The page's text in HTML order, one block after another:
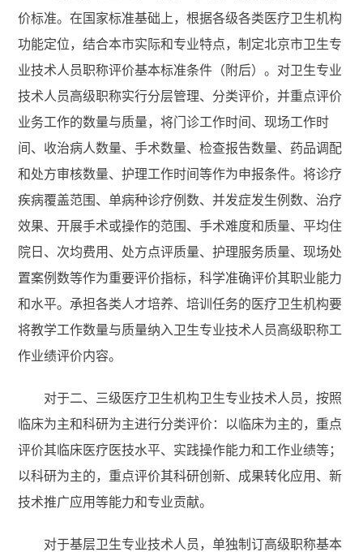
价标准。在国家标准基础上，根据各级各类医疗卫生机构
功能定位，结合本市实际和专业特点，制定北京市卫生专
业技术人员职称评价基本标准条件（附后）。对卫生专业
技术人员高级职称实行分层管理、分类评价，并重点评价
业务工作的数量与质量，将门诊工作时间、现场工作时
间、收治病人数量、手术数量、检查报告数量、药品调配
和处方审核数量、护理工作时间等作为申报条件。将诊疗
疾病覆盖范围、单病种诊疗例数、并发症发生例数、治疗
效果、开展手术或操作的范围、手术难度和质量、平均住
院日、次均费用、处方点评质量、护理服务质量、现场处
置案例数等作为重要评价指标，科学准确评价其职业能力
和水平。承担各类人才培养、培训任务的医疗卫生机构要
将教学工作数量与质量纳入卫生专业技术人员高级职称工
作业绩评价内容。
对于二、三级医疗卫生机构卫生专业技术人员，按照
临床为主和科研为主进行分类评价：以临床为主的，重点
评价其临床医疗医技水平、实践操作能力和工作业绩等；
以科研为主的，重点评价其科研创新、成果转化应用、新
技术推广应用等能力和专业贡献。
对于基层卫生专业技术人员，单独制订高级职称基本